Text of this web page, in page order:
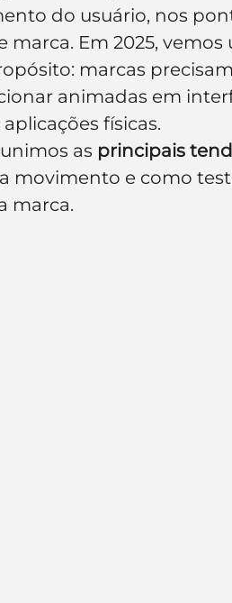
nome de
do usuário, nos
marca. Em 2025,
marcas
animadas em
físicas.
as principais
movimento e como
marca.